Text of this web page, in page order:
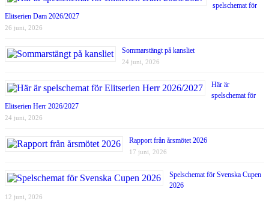
spelschemat för
Elitserien Dam 2026/2027
26 juni, 2026
Sommarstängt på kansliet
24 juni, 2026
Här är
spelschemat för
Elitserien Herr 2026/2027
24 juni, 2026
Rapport från årsmötet 2026
17 juni, 2026
Spelschemat för Svenska Cupen
2026
12 juni, 2026